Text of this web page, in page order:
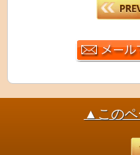
▲この